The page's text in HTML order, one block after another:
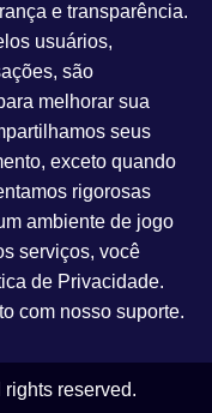
e transparência.
usuários,
são
melhorar sua
seus
exceto quando
rigorosas
ambiente de jogo
serviços, você
de Privacidade.
com nosso suporte.
reserved.